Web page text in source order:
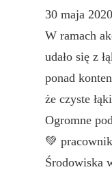
30 maja 2020
W ramach
udało się z
ponad
że czyste
Ogromne
💚
Środowiska